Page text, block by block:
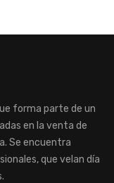
forma parte de un
en la venta de
Se encuentra
que velan día